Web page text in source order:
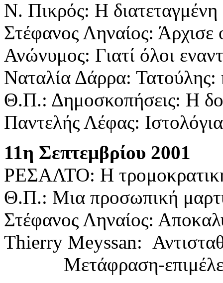
Ν. Πικρός: Η διατεταγμένη
Στέφανος Ληναίος:
Ανώνυμος: Γιατί όλοι
Ναταλία Δάρρα: Τατούλης:
Θ.Π.: Δημοσκοπήσεις: Η
Παντελής Λέφας:
11η Σεπτεμβρίου 2001
ΡΕΣΑΛΤΟ: Η
Θ.Π.: Μια προσωπική
Στέφανος Ληναίος:
Thierry Meyssan:
Μετάφραση-